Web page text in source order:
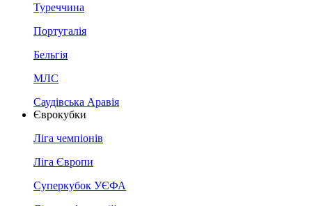
Туреччина
Португалія
Бельгія
МЛС
Саудівська Аравія
Єврокубки
Ліга чемпіонів
Ліга Європи
Суперкубок УЄФА